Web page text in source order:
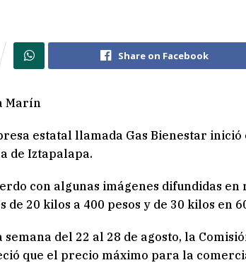
Share on Facebook
Marín
estatal llamada Gas Bienestar inició
de Iztapalapa.
con algunas imágenes difundidas
de 20 kilos a 400 pesos y de 30 kilos en
semana del 22 al 28 de agosto, la
que el precio máximo para la